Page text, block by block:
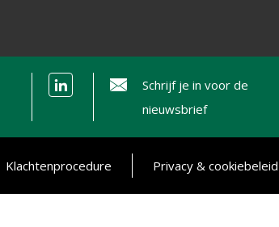
Schrijf je in voor de
nieuwsbrief
Klachtenprocedure Privacy & cookiebeleid